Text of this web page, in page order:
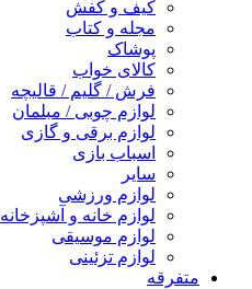
کیف و کفش
مجله و کتاب
پوشاک
کالای خواب
فرش / گلیم / قالیچه
لوازم چوبی / مبلمان
لوازم برقی و گازی
اسباب بازی
سایر
لوازم ورزشی
لوازم خانه و آشپزخانه
لوازم موسیقی
لوازم تزئینی
متفرقه